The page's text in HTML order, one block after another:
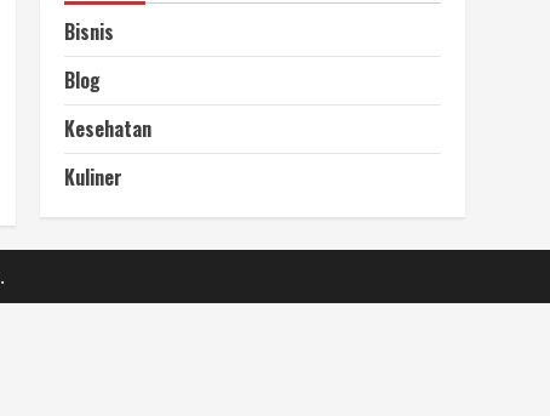
Bisnis
Blog
Kesehatan
Kuliner